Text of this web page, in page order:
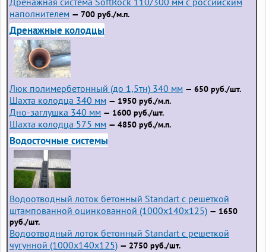
наполнителем — 700 руб./м.п.
Дренажные колодцы
Люк полимербетонный (до 1,5тн) 340 мм — 650 руб./шт.
Шахта колодца 340 мм — 1950 руб./м.п.
Дно-заглушка 340 мм — 1600 руб./шт.
Шахта колодца 575 мм — 4850 руб./м.п.
Водосточные системы
Водоотводный лоток бетонный Standart с решеткой
штампованной оцинкованной (1000x140x125) — 1650
руб./шт.
Водоотводный лоток бетонный Standart с решеткой
чугунной (1000x140x125) — 2750 руб./шт.